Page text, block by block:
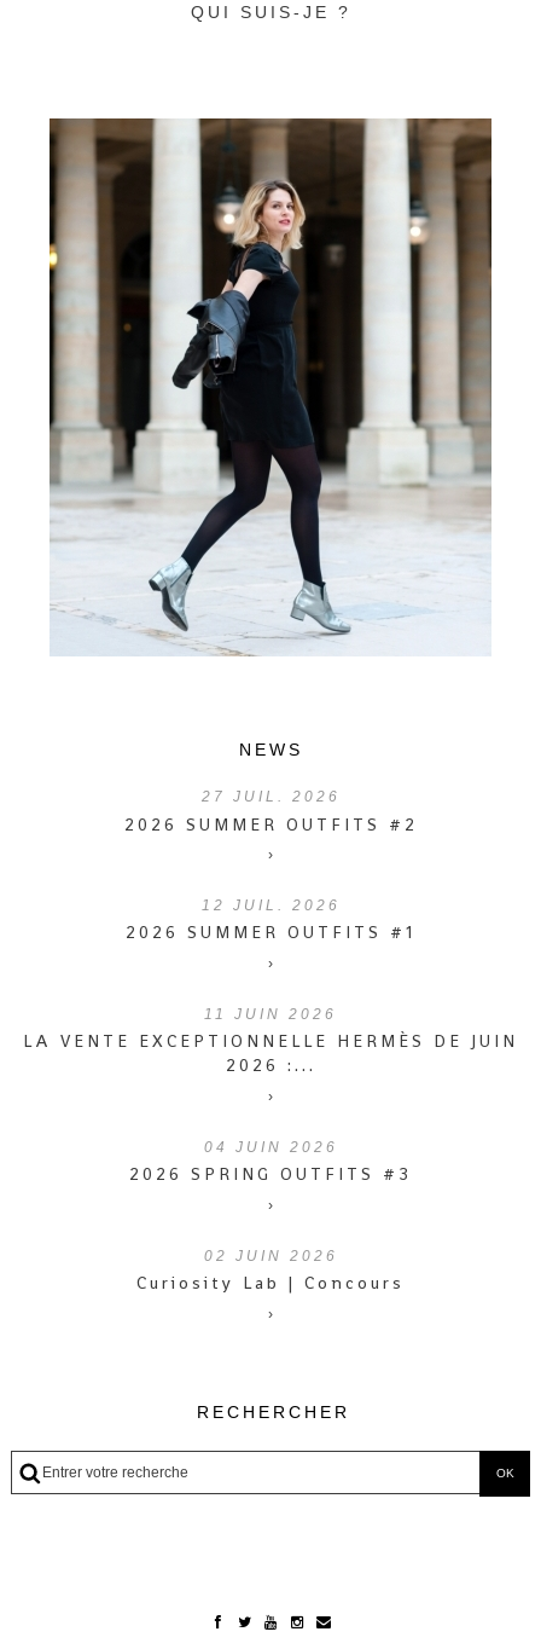
QUI SUIS-JE ?
NEWS
27 JUIL. 2026
2026 SUMMER OUTFITS #2
›
12 JUIL. 2026
2026 SUMMER OUTFITS #1
›
11 JUIN 2026
LA VENTE EXCEPTIONNELLE HERMÈS DE JUIN
2026 :...
›
04 JUIN 2026
2026 SPRING OUTFITS #3
›
02 JUIN 2026
Curiosity Lab | Concours
›
RECHERCHER